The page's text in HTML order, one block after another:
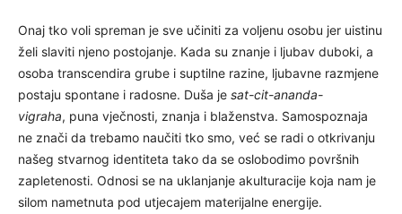
Onaj tko voli spreman je sve učiniti za voljenu osobu jer uistinu
želi slaviti njeno postojanje. Kada su znanje i ljubav duboki, a
osoba transcendira grube i suptilne razine, ljubavne razmjene
postaju spontane i radosne. Duša je sat-cit-ananda-
vigraha, puna vječnosti, znanja i blaženstva. Samospoznaja
ne znači da trebamo naučiti tko smo, već se radi o otkrivanju
našeg stvarnog identiteta tako da se oslobodimo površnih
zapletenosti. Odnosi se na uklanjanje akulturacije koja nam je
silom nametnuta pod utjecajem materijalne energije.